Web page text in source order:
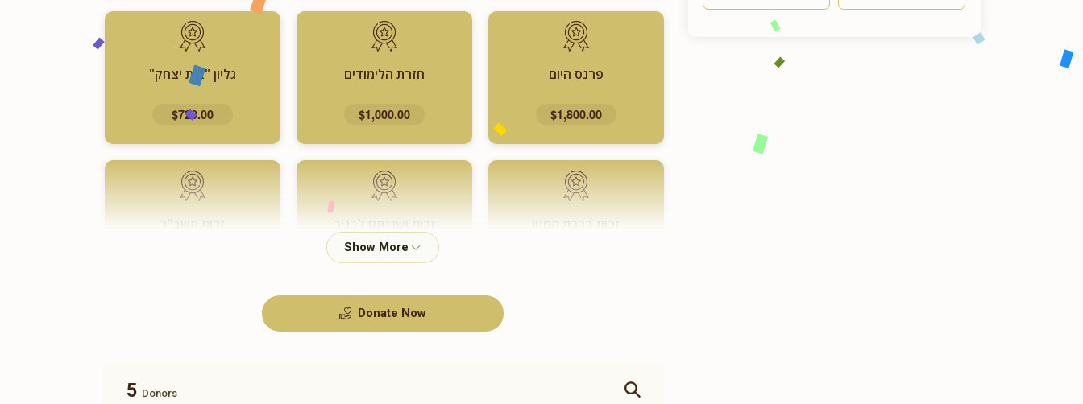
פרנס היום
$1,800.00
חזרת הלימודים
$1,000.00
גליון "בית יצחק"
$720.00
זכות ברכת המזון זכות ושננתם לבניך
$360.00
זכות תשב"ר
Donate Now
5 Donors